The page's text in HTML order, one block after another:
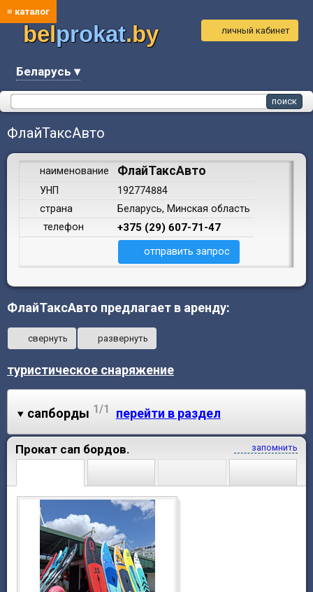
≡ каталог
belprokat.by
Беларусь ▾
личный кабинет
ФлайТаксАвто
наименование ФлайТаксАвто
УНП
192774884
страна
Беларусь, Минская область
телефон
+375 (29) 607-71-47
отправить запрос
ФлайТаксАвто предлагает в аренду:
свернуть развернуть
туристическое снаряжение
сапборды 1/1 перейти в раздел
запомнить
Прокат сап бордов.